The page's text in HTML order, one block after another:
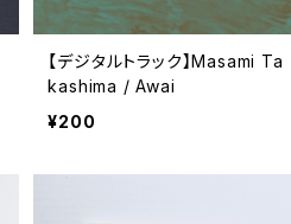
【デジタルトラック】Masami Ta
kashima / Awai
¥200